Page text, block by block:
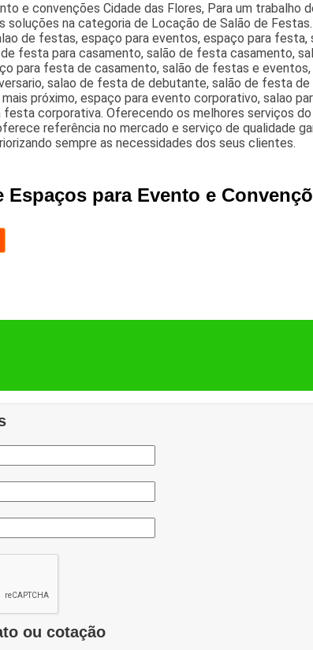
e convenções Cidade das Flores, Para um trabalho
soluções na categoria de Locação de Salão de
de festas, espaço para eventos, espaço para festa,
de festa para casamento, salão de festa casamento,
para festa de casamento, salão de festas e
salao de festa de debutante, salão de festa de
próximo, espaço para evento corporativo, salao
festa corporativa. Oferecendo os melhores serviços
referência no mercado e serviço de qualidade
sempre as necessidades dos seus clientes.
Espaços para Evento e
ou cotação